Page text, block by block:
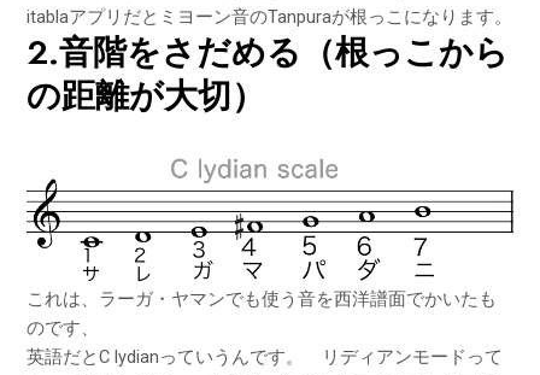
itablaアプリだとミヨーン音のTanpuraが根っこになります。
2.音階をさだめる（根っこから
の距離が大切）
これは、ラーガ・ヤマンでも使う音を西洋譜面でかいたも
のです、
英語だとC lydianっていうんです。 リディアンモードって